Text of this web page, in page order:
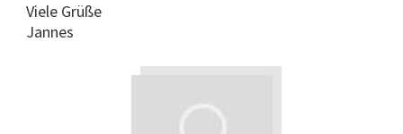
Viele Grüße
Jannes